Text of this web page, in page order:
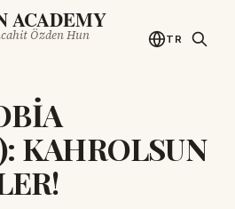
ACADEMY
Özden Hun TR
KAHROLSUN